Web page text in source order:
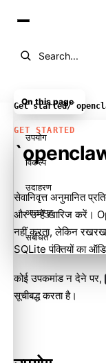
Search...
Get started/
GET STARTED
सेवानिवृत्त अनुमानित
और उन्हें खारिज करें।
नहीं करता, लेकिन
SQLite पंक्तियों का
कोई उपकमांड न देने पर,
सूचीबद्ध करता है।
On this page
उपयोग
विकल्प
उदाहरण
आउटपुट
संबंधित